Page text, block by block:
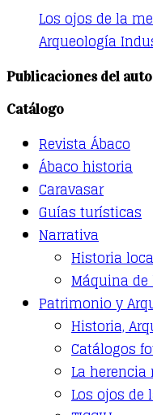
Los ojos de la
Arqueología
Publicaciones del
Catálogo
Revista Ábaco
Ábaco historia
Caravasar
Guías turísticas
Narrativa
Historia
Máquina
Patrimonio y
Historia,
Catálogos
La herencia
Los ojos de